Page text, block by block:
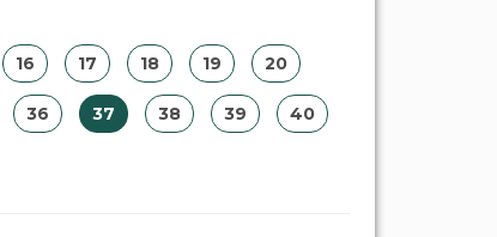
16 17 18 19 20
36 37 38 39 40